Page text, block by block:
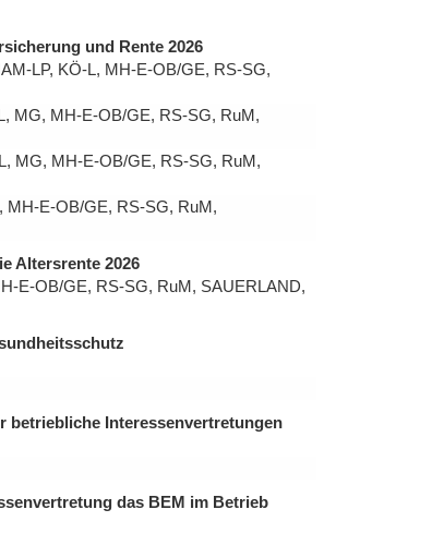
und Rente 2026
LP, KÖ-L, MH-E-OB/GE, RS-SG,
MG, MH-E-OB/GE, RS-SG, RuM,
MG, MH-E-OB/GE, RS-SG, RuM,
MH-E-OB/GE, RS-SG, RuM,
Altersrente 2026
E-OB/GE, RS-SG, RuM, SAUERLAND,
betriebliche Interessenvertretungen
das BEM im Betrieb